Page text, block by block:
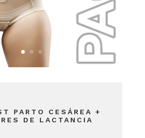
PARTO CESÁREA +
DE LACTANCIA